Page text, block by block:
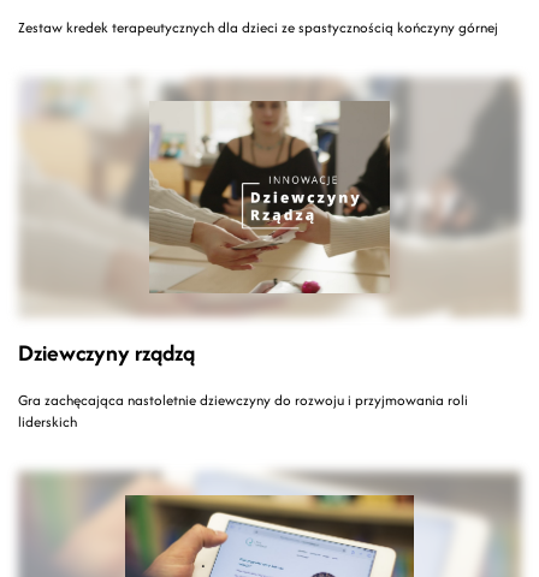
Zestaw kredek terapeutycznych dla dzieci ze spastycznością kończyny górnej
Dziewczyny rządzą
Gra zachęcająca nastoletnie dziewczyny do rozwoju i przyjmowania roli
liderskich